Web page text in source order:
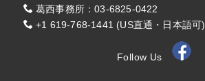
葛西事務所：03-6825-0422
+1 619-768-1441 (US直通・日本語可)
Follow Us